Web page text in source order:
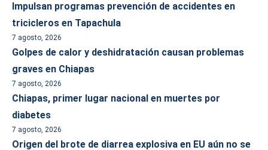
Impulsan programas prevención de accidentes en
tricicleros en Tapachula
7 agosto, 2026
Golpes de calor y deshidratación causan problemas
graves en Chiapas
7 agosto, 2026
Chiapas, primer lugar nacional en muertes por
diabetes
7 agosto, 2026
Origen del brote de diarrea explosiva en EU aún no se